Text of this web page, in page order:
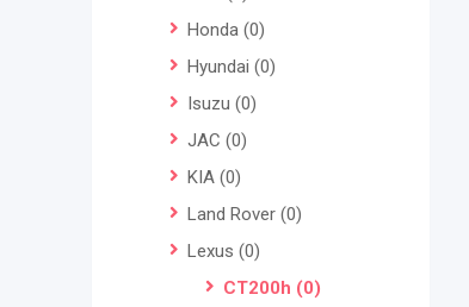
Honda (0)
Hyundai (0)
Isuzu (0)
JAC (0)
KIA (0)
Land Rover (0)
Lexus (0)
CT200h (0)